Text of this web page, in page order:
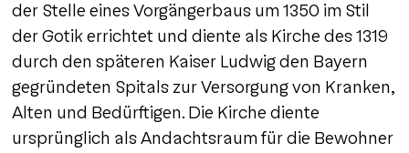
der Stelle eines Vorgängerbaus um 1350 im Stil
der Gotik errichtet und diente als Kirche des 1319
durch den späteren Kaiser Ludwig den Bayern
gegründeten Spitals zur Versorgung von Kranken,
Alten und Bedürftigen. Die Kirche diente
ursprünglich als Andachtsraum für die Bewohner